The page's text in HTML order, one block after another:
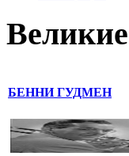
БЕННИ ГУДМЕН